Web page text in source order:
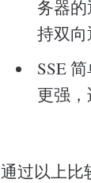
务器的
持双向
SSE
更强，
通过以上比